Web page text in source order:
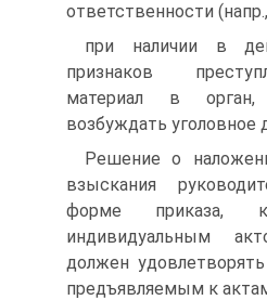
ответственности
при наличии в
признаков
материал в
возбуждать уголовное
Решение о
взыскания
форме приказа,
индивидуальным
должен
предъявляемым к